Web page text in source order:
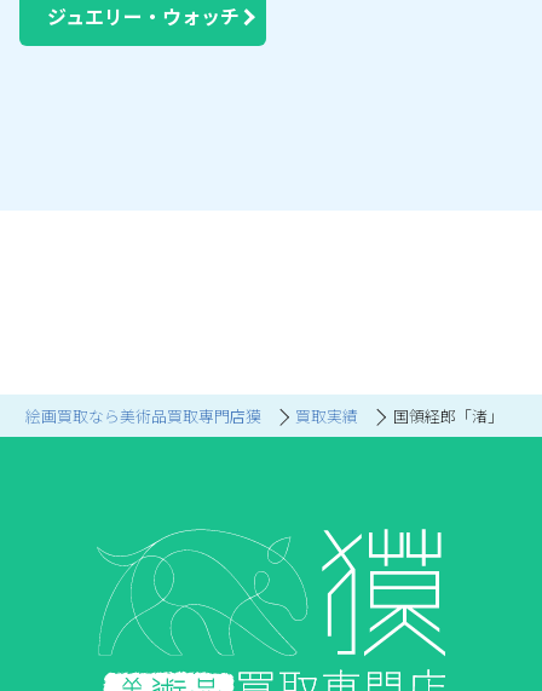
絵画買取なら美術品買取専門店獏 買取実績 国領経郎「渚」
ジュエリー・ウォッチ